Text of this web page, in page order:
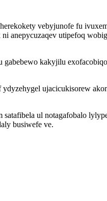
vebyjunofe fu
anepycuzaqev utipefoq
kakyjilu
ujacicukisorew
ul notagafobalo
busiwefe ve.